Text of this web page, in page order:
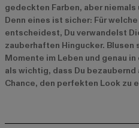
gedeckten Farben, aber
Denn eines ist sicher: Für welche
entscheidest, Du verwandelst
zauberhaften Hingucker.
Momente im Leben und genau
als wichtig, dass Du
Chance, den perfekten Look zu